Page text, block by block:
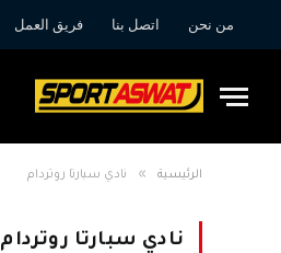
من نحن اتصل بنا فريق العمل
الرئيسية » نادي سبارتا روتردام
نادي سبارتا روتردام